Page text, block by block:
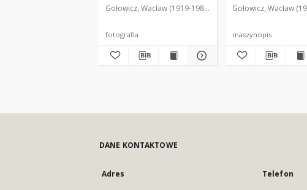
Gołowicz, Wacław (1919-1983). Fot.
fotografia
Gołowicz, Wacław
maszynopis
DANE KONTAKTOWE
Adres Telefon